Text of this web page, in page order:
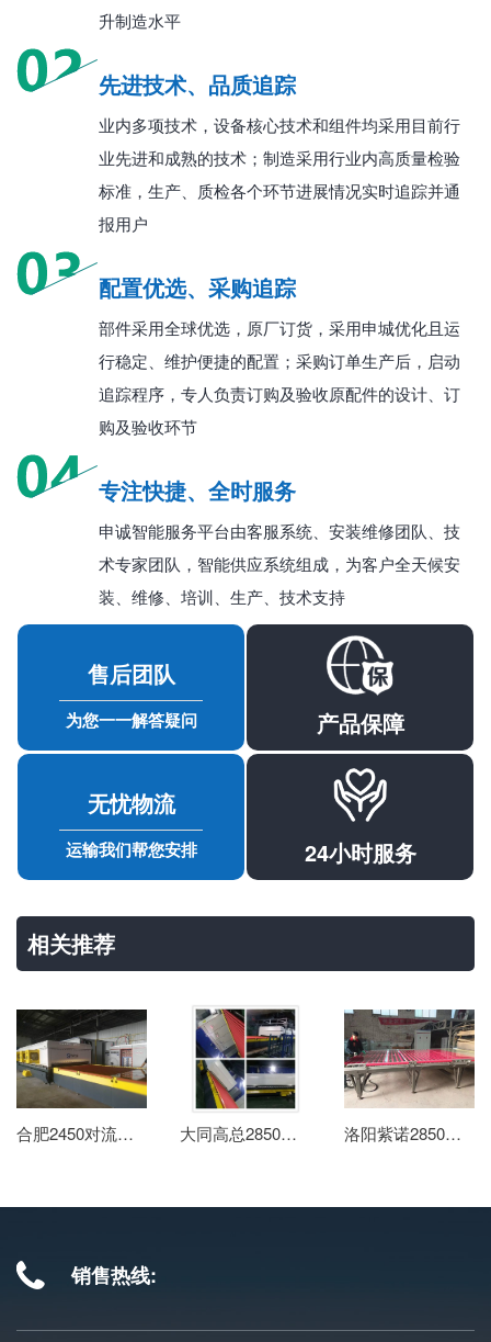
升制造水平
先进技术、品质追踪
业内多项技术，设备核心技术和组件均采用目前行
业先进和成熟的技术；制造采用行业内高质量检验
标准，生产、质检各个环节进展情况实时追踪并通
报用户
配置优选、采购追踪
部件采用全球优选，原厂订货，采用申城优化且运
行稳定、维护便捷的配置；采购订单生产后，启动
追踪程序，专人负责订购及验收原配件的设计、订
购及验收环节
专注快捷、全时服务
申诚智能服务平台由客服系统、安装维修团队、技
术专家团队，智能供应系统组成，为客户全天候安
装、维修、培训、生产、技术支持
售后团队
为您一一解答疑问 产品保障
无忧物流
运输我们帮您安排 24小时服务
相关推荐
合肥2450对流钢化炉使用现场 大同高总2850钢化炉安装调试完毕 洛阳紫诺2850生产现场
销售热线: